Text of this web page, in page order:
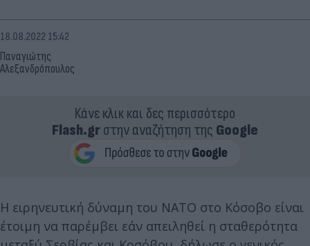
Παναγιώτης
Αλεξανδρόπουλος
18.08.2022 15:42
Κάνε κλικ και δες περισσότερο
Flash.grστην αναζήτηση της Google
Η ειρηνευτική δύναμη του ΝΑΤΟ στο Κόσοβο είναι
έτοιμη να παρέμβει εάν απειληθεί η σταθερότητα